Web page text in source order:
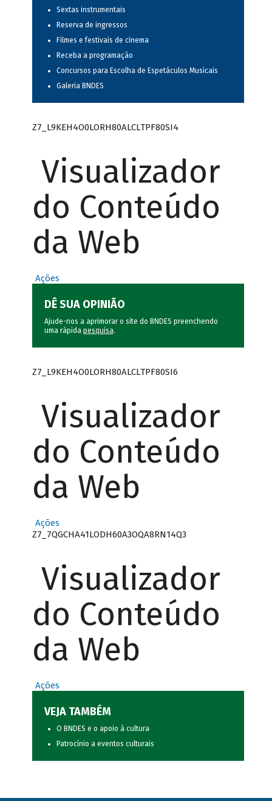
Sextas instrumentais
Reserva de ingressos
Filmes e festivais de cinema
Receba a programação
Concursos para Escolha de Espetáculos Musicais
Galeria BNDES
Z7_L9KEH4O0LORH80ALCLTPF80SI4
Visualizador
do Conteúdo
da Web
Ações
DÊ SUA OPINIÃO
Ajude-nos a aprimorar o site do BNDES preenchendo
uma rápida pesquisa.
Z7_L9KEH4O0LORH80ALCLTPF80SI6
Visualizador
do Conteúdo
da Web
Ações
Z7_7QGCHA41LODH60A3OQA8RN14Q3
Visualizador
do Conteúdo
da Web
Ações
VEJA TAMBÉM
O BNDES e o apoio à cultura
Patrocínio a eventos culturais